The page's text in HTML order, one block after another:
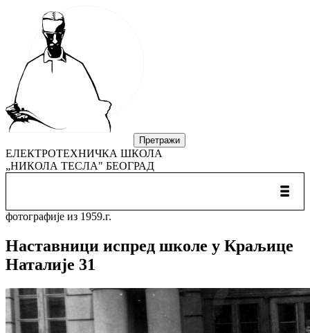
ЕЛЕКТРОТЕХНИЧКА ШКОЛА
„НИКОЛА ТЕСЛА" БЕОГРАД
фотографије из 1959.г.
Наставници испред школе у Краљице
Наталије 31